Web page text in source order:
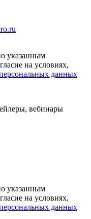
указанным
на условиях,
данных
вебинары
указанным
на условиях,
данных